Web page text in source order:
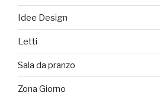
Idee Design
Letti
Sala da pranzo
Zona Giorno